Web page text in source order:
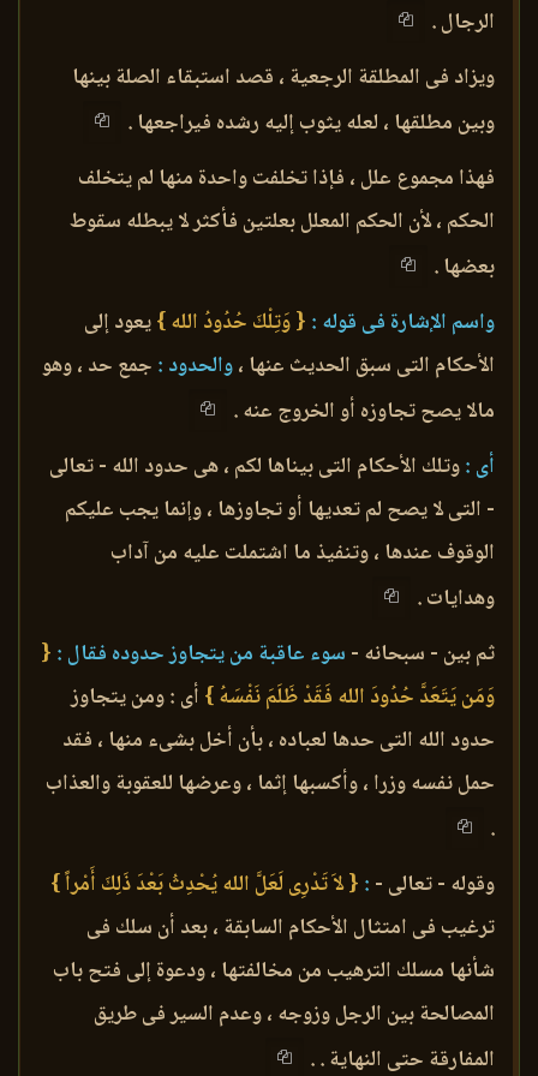
الرجال .
ويزاد فى المطلقة الرجعية ، قصد استبقاء الصلة بينها
وبين مطلقها ، لعله يثوب إليه رشده فيراجعها .
فهذا مجموع علل ، فإذا تخلفت واحدة منها لم يتخلف
الحكم ، لأن الحكم المعلل بعلتين فأكثر لا يبطله سقوط
بعضها .
واسم الإشارة فى قوله : { وَتِلْكَ حُدُودُ الله }يعود إلى
الأحكام التى سبق الحديث عنها ،والحدود : جمع حد ، وهو
مالا يصح تجاوزه أو الخروج عنه .
أى :وتلك الأحكام التى بيناها لكم ، هى حدود الله - تعالى
- التى لا يصح لم تعديها أو تجاوزها ، وإنما يجب عليكم
الوقوف عندها ، وتنفيذ ما اشتملت عليه من آداب
وهدايات .
ثم بين - سبحانه - سوء عاقبة من يتجاوز حدوده فقال : {
وَمَن يَتَعَدَّ حُدُودَ الله فَقَدْ ظَلَمَ نَفْسَهُ } أى : ومن يتجاوز
حدود الله التى حدها لعباده ، بأن أخل بشىء منها ، فقد
حمل نفسه وزرا ، وأكسبها إثما ، وعرضها للعقوبة والعذاب
.
وقوله - تعالى - : { لاَ تَدْرِى لَعَلَّ الله يُحْدِثُ بَعْدَ ذَلِكَ أَمْراً }
ترغيب فى امتثال الأحكام السابقة ، بعد أن سلك فى
شأنها مسلك الترهيب من مخالفتها ، ودعوة إلى فتح باب
المصالحة بين الرجل وزوجه ، وعدم السير فى طريق
المفارقة حتى النهاية . .